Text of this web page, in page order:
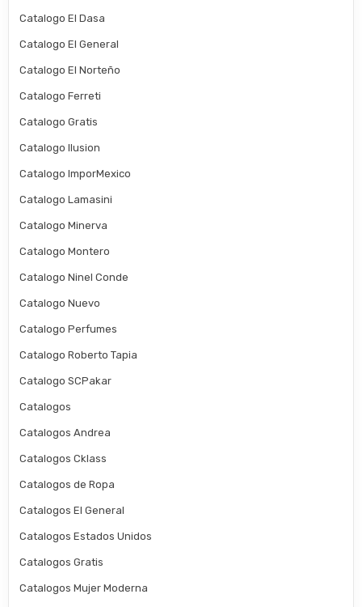
Catalogo El Dasa
Catalogo El General
Catalogo El Norteño
Catalogo Ferreti
Catalogo Gratis
Catalogo Ilusion
Catalogo ImporMexico
Catalogo Lamasini
Catalogo Minerva
Catalogo Montero
Catalogo Ninel Conde
Catalogo Nuevo
Catalogo Perfumes
Catalogo Roberto Tapia
Catalogo SCPakar
Catalogos
Catalogos Andrea
Catalogos Cklass
Catalogos de Ropa
Catalogos El General
Catalogos Estados Unidos
Catalogos Gratis
Catalogos Mujer Moderna